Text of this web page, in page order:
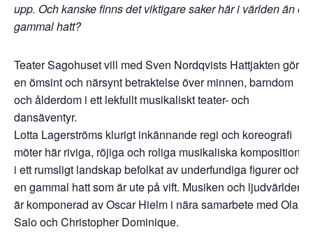
upp. Och kanske finns det viktigare saker här i världen än en
gammal hatt?
Teater Sagohuset vill med Sven Nordqvists Hattjakten göra
en ömsint och närsynt betraktelse över minnen, barndom
och ålderdom i ett lekfullt musikaliskt teater- och
dansäventyr.
Lotta Lagerströms klurigt inkännande regi och koreografi
möter här riviga, röjiga och roliga musikaliska kompositioner
i ett rumsligt landskap befolkat av underfundiga figurer och
en gammal hatt som är ute på vift. Musiken och ljudvärlden
är komponerad av Oscar Hielm i nära samarbete med Ola
Salo och Christopher Dominique.